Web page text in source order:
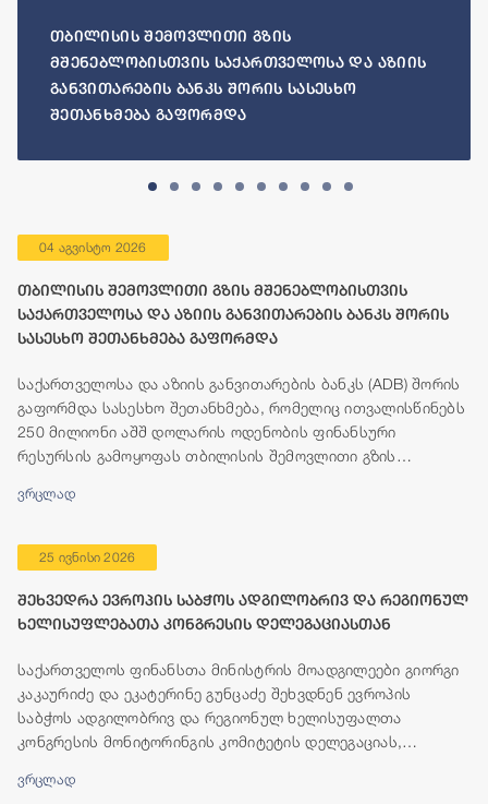
თბილისის შემოვლითი გზის
მშენებლობისთვის საქართველოსა და აზიის
განვითარების ბანკს შორის სასესხო
შეთანხმება გაფორმდა
04 აგვისტო 2026
თბილისის შემოვლითი გზის მშენებლობისთვის
საქართველოსა და აზიის განვითარების ბანკს შორის
სასესხო შეთანხმება გაფორმდა
საქართველოსა და აზიის განვითარების ბანკს (ADB) შორის
გაფორმდა სასესხო შეთანხმება, რომელიც ითვალისწინებს
250 მილიონი აშშ დოლარის ოდენობის ფინანსური
რესურსის გამოყოფას თბილისის შემოვლითი გზის
ვრცლად
25 ივნისი 2026
შეხვედრა ევროპის საბჭოს ადგილობრივ და რეგიონულ
ხელისუფლებათა კონგრესის დელეგაციასთან
საქართველოს ფინანსთა მინისტრის მოადგილეები გიორგი
კაკაურიძე და ეკატერინე გუნცაძე შეხვდნენ ევროპის
საბჭოს ადგილობრივ და რეგიონულ ხელისუფალთა
კონგრესის მონიტორინგის კომიტეტის დელეგაციას,
პერიოდში იმყოფება თბილისში.
ვრცლად